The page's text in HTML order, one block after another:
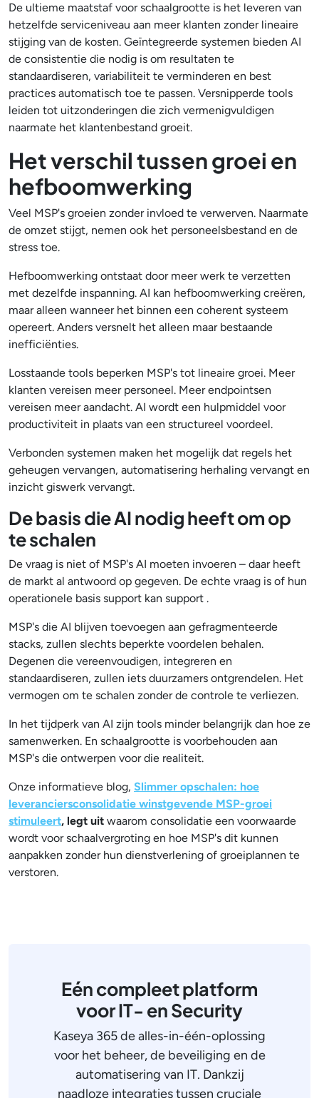
De ultieme maatstaf voor schaalgrootte is het leveren van
hetzelfde serviceniveau aan meer klanten zonder lineaire
stijging van de kosten. Geïntegreerde systemen bieden AI
de consistentie die nodig is om resultaten te
standaardiseren, variabiliteit te verminderen en best
practices automatisch toe te passen. Versnipperde tools
leiden tot uitzonderingen die zich vermenigvuldigen
naarmate het klantenbestand groeit.
Het verschil tussen groei en
hefboomwerking
Veel MSP's groeien zonder invloed te verwerven. Naarmate
de omzet stijgt, nemen ook het personeelsbestand en de
stress toe.
Hefboomwerking ontstaat door meer werk te verzetten
met dezelfde inspanning. AI kan hefboomwerking creëren,
maar alleen wanneer het binnen een coherent systeem
opereert. Anders versnelt het alleen maar bestaande
inefficiënties.
Losstaande tools beperken MSP's tot lineaire groei. Meer
klanten vereisen meer personeel. Meer endpointsen
vereisen meer aandacht. AI wordt een hulpmiddel voor
productiviteit in plaats van een structureel voordeel.
Verbonden systemen maken het mogelijk dat regels het
geheugen vervangen, automatisering herhaling vervangt en
inzicht giswerk vervangt.
De basis die AI nodig heeft om op
te schalen
De vraag is niet of MSP's AI moeten invoeren – daar heeft
de markt al antwoord op gegeven. De echte vraag is of hun
operationele basis support kan support .
MSP's die AI blijven toevoegen aan gefragmenteerde
stacks, zullen slechts beperkte voordelen behalen.
Degenen die vereenvoudigen, integreren en
standaardiseren, zullen iets duurzamers ontgrendelen. Het
vermogen om te schalen zonder de controle te verliezen.
In het tijdperk van AI zijn tools minder belangrijk dan hoe ze
samenwerken. En schaalgrootte is voorbehouden aan
MSP's die ontwerpen voor die realiteit.
Onze informatieve blog, Slimmer opschalen: hoe
leveranciersconsolidatie winstgevende MSP-groei
stimuleert, legt uit waarom consolidatie een voorwaarde
wordt voor schaalvergroting en hoe MSP's dit kunnen
aanpakken zonder hun dienstverlening of groeiplannen te
verstoren.
Eén compleet platform
voor IT- en Security
Kaseya 365 de alles-in-één-oplossing
voor het beheer, de beveiliging en de
automatisering van IT. Dankzij
naadloze integraties tussen cruciale